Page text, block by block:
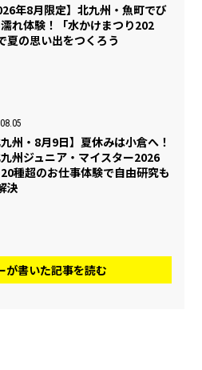
年8月限定】北九州・魚町でび
濡れ体験！「水かけまつり202
夏の思い出をつくろう
九州・8月9日】夏休みは小倉へ！
九州ジュニア・マイスター2026
種超のお仕事体験で自由研究も
決
が書いた記事を読む